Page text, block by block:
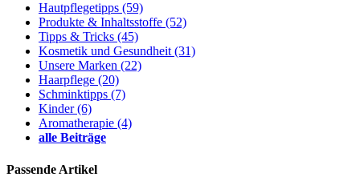
Hautpflegetipps (59)
Produkte & Inhaltsstoffe (52)
Tipps & Tricks (45)
Kosmetik und Gesundheit (31)
Unsere Marken (22)
Haarpflege (20)
Schminktipps (7)
Kinder(6)
Aromatherapie (4)
alle Beiträge
Passende Artikel